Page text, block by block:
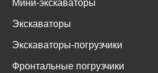
Мини-экскаваторы
Экскаваторы
Экскаваторы-погрузчики
Фронтальные погрузчики